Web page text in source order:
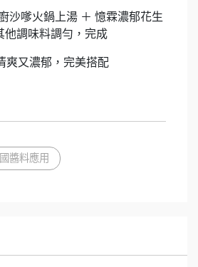
沙嗲火鍋上湯 ＋ 憶霖濃郁花生
他調味料調勻，完成
爽又濃郁，完美搭配
醬料應用